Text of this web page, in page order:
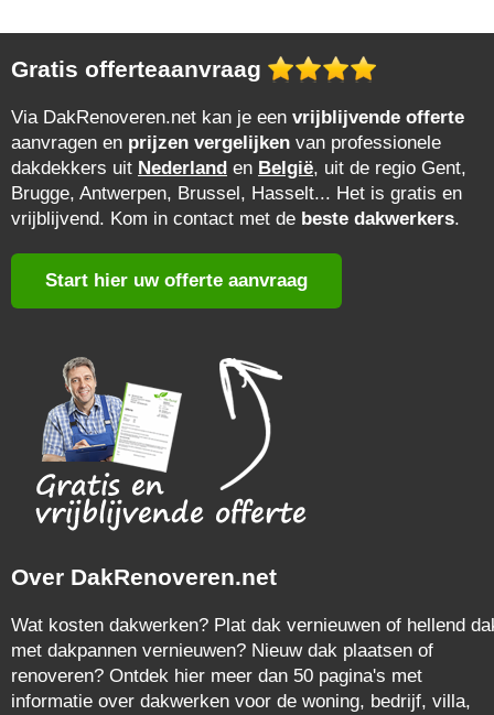
Gratis offerteaanvraag
Via DakRenoveren.net kan je een vrijblijvende offerte
aanvragen en prijzen vergelijken van professionele
dakdekkers uit Nederland en België, uit de regio Gent,
Brugge, Antwerpen, Brussel, Hasselt... Het is gratis en
vrijblijvend. Kom in contact met de beste dakwerkers.
Start hier uw offerte aanvraag
Over DakRenoveren.net
Wat kosten dakwerken? Plat dak vernieuwen of hellend
met dakpannen vernieuwen? Nieuw dak plaatsen of
renoveren? Ontdek hier meer dan 50 pagina's met
informatie over dakwerken voor de woning, bedrijf, villa,